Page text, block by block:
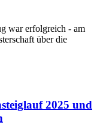
war erfolgreich - am
über die
2025 und